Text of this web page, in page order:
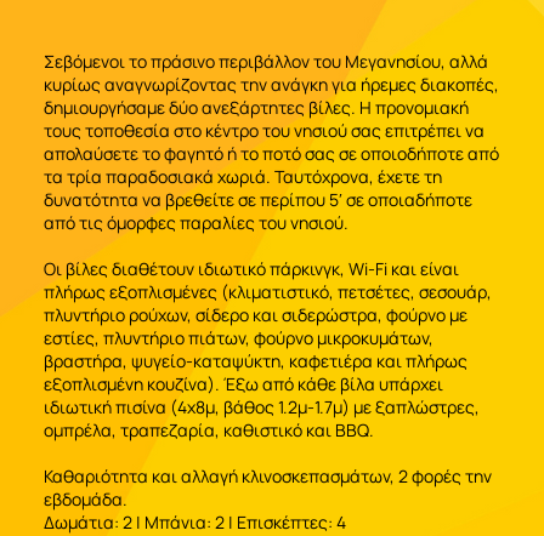
Σεβόμενοι το πράσινο περιβάλλον του Μεγανησίου, αλλά
κυρίως αναγνωρίζοντας την ανάγκη για ήρεμες διακοπές,
δημιουργήσαμε δύο ανεξάρτητες βίλες. Η προνομιακή
τους τοποθεσία στο κέντρο του νησιού σας επιτρέπει να
απολαύσετε το φαγητό ή το ποτό σας σε οποιοδήποτε από
τα τρία παραδοσιακά χωριά. Ταυτόχρονα, έχετε τη
δυνατότητα να βρεθείτε σε περίπου 5′ σε οποιαδήποτε
από τις όμορφες παραλίες του νησιού.
Οι βίλες διαθέτουν ιδιωτικό πάρκινγκ, Wi-Fi και είναι
πλήρως εξοπλισμένες (κλιματιστικό, πετσέτες, σεσουάρ,
πλυντήριο ρούχων, σίδερο και σιδερώστρα, φούρνο με
εστίες, πλυντήριο πιάτων, φούρνο μικροκυμάτων,
βραστήρα, ψυγείο-καταψύκτη, καφετιέρα και πλήρως
εξοπλισμένη κουζίνα). Έξω από κάθε βίλα υπάρχει
ιδιωτική πισίνα (4x8μ, βάθος 1.2μ-1.7μ) με ξαπλώστρες,
ομπρέλα, τραπεζαρία, καθιστικό και BBQ.
Καθαριότητα και αλλαγή κλινοσκεπασμάτων, 2 φορές την
εβδομάδα.
Δωμάτια: 2 | Μπάνια: 2 | Επισκέπτες: 4